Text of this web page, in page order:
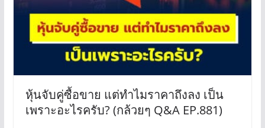
หุ้นจับคู่ซื้อขาย แต่ทำไมราคาถึงลง เป็น
เพราะอะไรครับ? (กล้วยๆ Q&A EP.881)